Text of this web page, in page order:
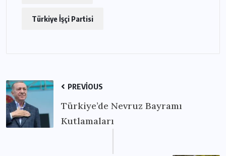
Türkiye İşçi Partisi
PREVIOUS
Türkiye’de Nevruz Bayramı
Kutlamaları